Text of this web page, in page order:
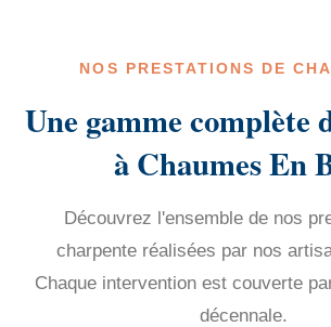
NOS PRESTATIONS DE
Une gamme complète
à Chaumes En
Découvrez l'ensemble de nos
charpente réalisées par nos
Chaque intervention est couverte
décennale.